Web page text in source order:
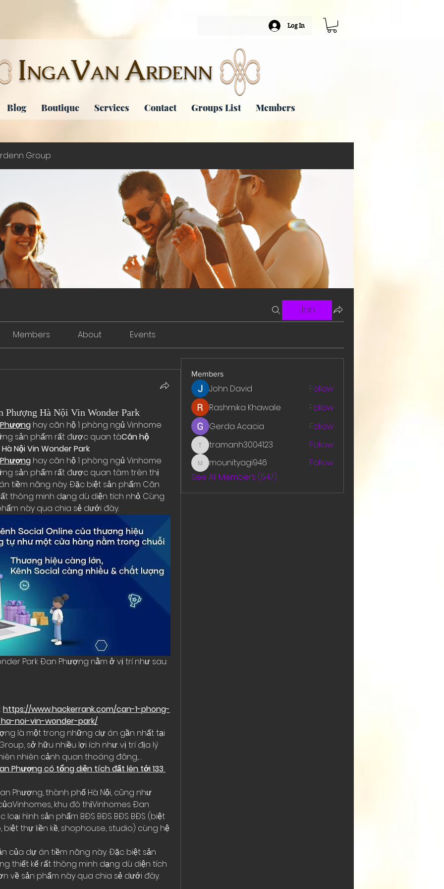
Log In
INGAVAN ARDENN
Blog Boutique Services Contact Groups List Members
Group
Join
Members About Events
Phượng Hà Nội Vin Wonder Park
hay căn hộ 1 phòng ngủ Vinhome
sản phẩm rất được quan tâCăn hộ
Nội Vin Wonder Park
hay căn hộ 1 phòng ngủ Vinhome
sản phẩm rất được quan tâm trên thị
tiềm năng này. Đặc biệt sản phẩm Căn
thông minh dạng dù diện tích nhỏ. Cùng
này qua chia sẻ dưới đây.
Park Đan Phượng nằm ở vị trí như sau:
https://www.hackerrank.com/can-1-phong-
noi-vin-wonder-park/
là một trong những dự án gần nhất tại
sở hữu nhiều lợi ích như: vị trí địa lý
nhiên cảnh quan thoáng đãng,…
Phượng có tổng diện tích đất lên tới 133
Phượng, thành phố Hà Nội, cũng như
khu đô thịVinhomes Đan
hình sản phẩm BĐS BĐS BĐS BĐS (biệt
thự liền kề, shophouse, studio) cùng hệ
của dự án tiềm năng này. Đặc biệt sản
thiết kế rất thông minh dạng dù diện tích
về sản phẩm này qua chia sẻ dưới đây.
Members
John David
Follow
Rashmika Khawale
Follow
Gerda Acacia
Follow
tramanh3004123
tramanh3004123 Follow
mounityagi946
mounityagi946
Follow
See All Members (547)